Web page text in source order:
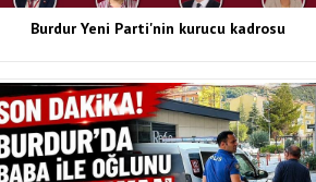
Burdur Yeni Parti'nin kurucu kadrosu